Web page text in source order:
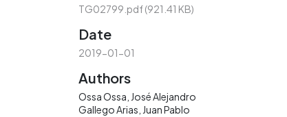
TG02799.pdf(921.41 KB)
Date
2019-01-01
Authors
Ossa Ossa, José Alejandro
Gallego Arias, Juan Pablo